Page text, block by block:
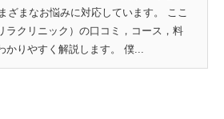
ざまなお悩みに対応しています。 ここ
ラクリニック）の口コミ，コース，料
かりやすく解説します。 僕...